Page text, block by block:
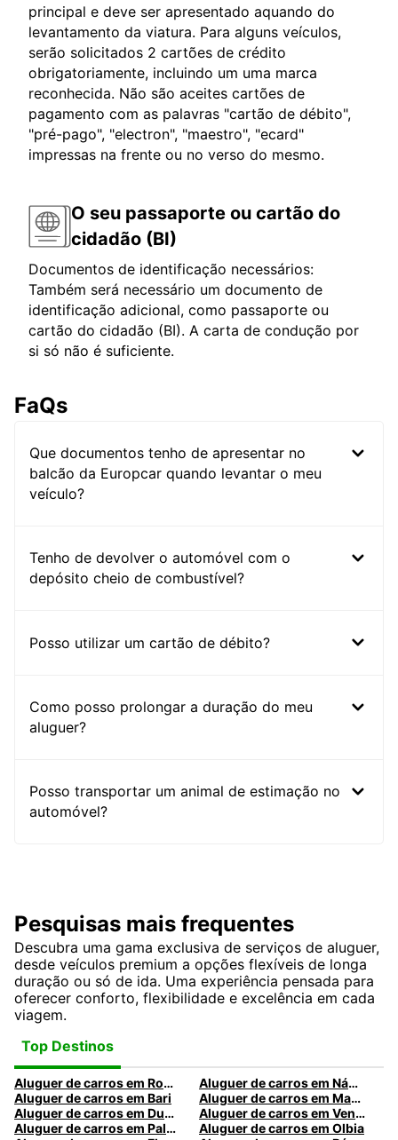
principal e deve ser apresentado aquando do
levantamento da viatura. Para alguns veículos,
serão solicitados 2 cartões de crédito
obrigatoriamente, incluindo um uma marca
reconhecida. Não são aceites cartões de
pagamento com as palavras "cartão de débito",
"pré-pago", "electron", "maestro", "ecard"
impressas na frente ou no verso do mesmo.
O seu passaporte ou cartão do
cidadão (BI)
Documentos de identificação necessários:
Também será necessário um documento de
identificação adicional, como passaporte ou
cartão do cidadão (BI). A carta de condução por
si só não é suficiente.
FaQs
Que documentos tenho de apresentar no
balcão da Europcar quando levantar o meu
veículo?
Tenho de devolver o automóvel com o
depósito cheio de combustível?
Posso utilizar um cartão de débito?
Como posso prolongar a duração do meu
aluguer?
Posso transportar um animal de estimação no
automóvel?
Pesquisas mais frequentes
Descubra uma gama exclusiva de serviços de aluguer,
desde veículos premium a opções flexíveis de longa
duração ou só de ida. Uma experiência pensada para
oferecer conforto, flexibilidade e excelência em cada
viagem.
Top Destinos
Aluguer de carros em Roma
Aluguer de carros em Nápoles
Aluguer de carros em Bari
Aluguer de carros em Madrid
Aluguer de carros em Dublin
Aluguer de carros em Veneza
Aluguer de carros em Palermo
Aluguer de carros em Olbia